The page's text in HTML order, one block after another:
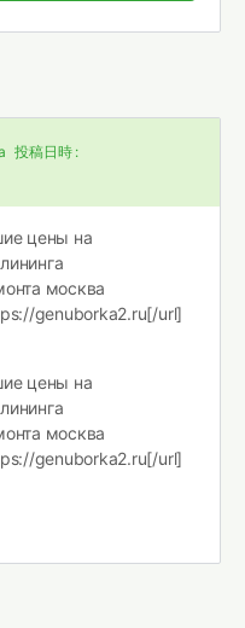
投稿日時 :
цены на
москва
genuborka2.ru[/url]
цены на
москва
genuborka2.ru[/url]